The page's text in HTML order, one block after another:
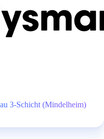
3-Schicht (Mindelheim)